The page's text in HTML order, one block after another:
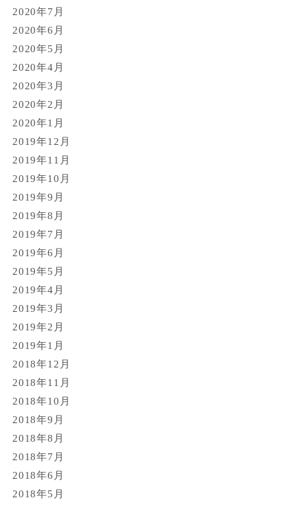
2020年7月
2020年6月
2020年5月
2020年4月
2020年3月
2020年2月
2020年1月
2019年12月
2019年11月
2019年10月
2019年9月
2019年8月
2019年7月
2019年6月
2019年5月
2019年4月
2019年3月
2019年2月
2019年1月
2018年12月
2018年11月
2018年10月
2018年9月
2018年8月
2018年7月
2018年6月
2018年5月